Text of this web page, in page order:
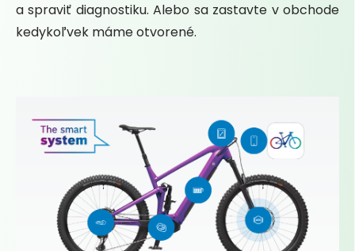
a spraviť diagnostiku. Alebo sa zastavte v obchode
kedykoľvek máme otvorené.